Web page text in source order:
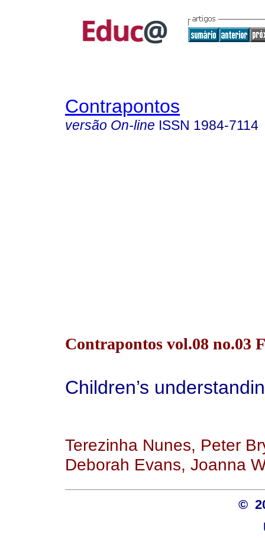
Contrapontos
versão On-line ISSN 1984-7114
Contrapontos vol.08 no.03
Children’s
Terezinha Nunes, Peter
Deborah Evans, Joanna
©